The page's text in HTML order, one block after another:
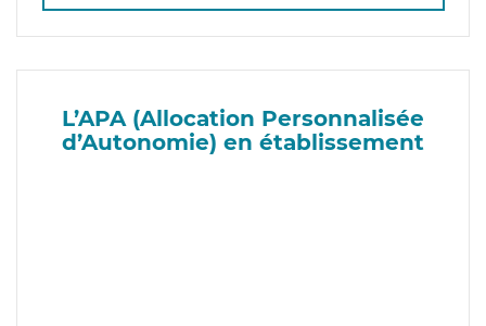
L’APA (Allocation Personnalisée
d’Autonomie) en établissement